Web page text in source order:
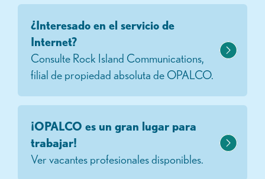
¿Interesado en el servicio de
Internet?
Consulte Rock Island Communications,
filial de propiedad absoluta de OPALCO.
¡OPALCO es un gran lugar para
trabajar!
Ver vacantes profesionales disponibles.